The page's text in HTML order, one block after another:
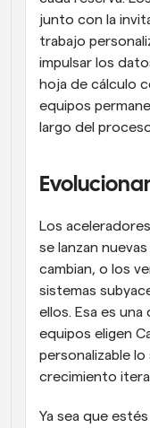
junto con la
trabajo
impulsar los
hoja de cálculo
equipos
largo del
Los
se lanzan
cambian, o los
sistemas
ellos. Esa es
equipos eligen
personalizable
crecimiento
Ya sea que